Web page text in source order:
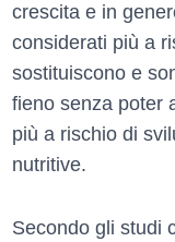
crescita e in
considerati più a
sostituiscono e
fieno senza poter
più a rischio di
nutritive.
Secondo gli studi